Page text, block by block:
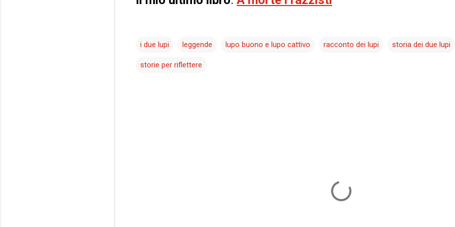
i due lupi leggende lupo buono e lupo cattivo racconto dei lupi storia dei due lupi
storie per riflettere